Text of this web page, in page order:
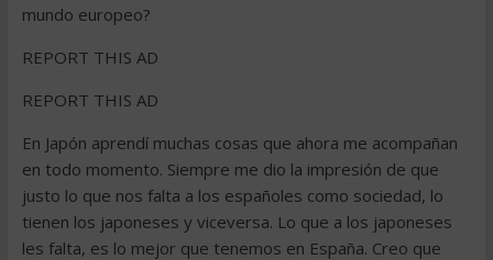
mundo europeo?
REPORT THIS AD
REPORT THIS AD
En Japón aprendí muchas cosas que ahora me acompañan
en todo momento. Siempre me dio la impresión de que
justo lo que nos falta a los españoles como sociedad, lo
tienen los japoneses y viceversa. Lo que a los japoneses
les falta, es lo mejor que tenemos en España. Creo que